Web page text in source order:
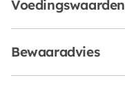
Voedingswaarden
Bewaaradvies